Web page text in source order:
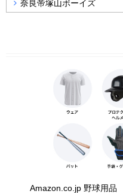
奈良帝塚山ボーイズ
Amazon.co.jp 野球用品